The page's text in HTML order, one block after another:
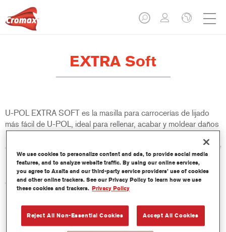
EXTRA Soft
U-POL EXTRA SOFT es la masilla para carrocerías de lijado
más fácil de U-POL, ideal para rellenar, acabar y moldear daños
a una amplia gama de superficies, es fácil de aplicar y es la base
ideal para la mayoría de los sistemas de pintura.
Características del producto
Aplicación lisa
Excelente lijado y moldeado rápido
No se descuelga en superficies verticales
Excelente adherencia multifuncional
We use cookies to personalize content and ads, to provide social media
features, and to analyze website traffic. By using our online services,
you agree to Axalta and our third-party service providers’ use of cookies
and other online trackers. See our Privacy Policy to learn how we use
these cookies and trackers. Privacy Policy
Reject All Non-Essential Cookies Accept All Cookies